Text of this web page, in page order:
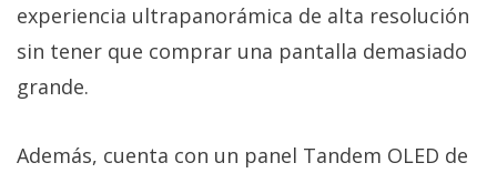
experiencia ultrapanorámica de alta resolución
sin tener que comprar una pantalla demasiado
grande.
Además, cuenta con un panel Tandem OLED de